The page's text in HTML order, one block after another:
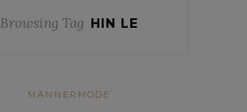
Browsing Tag HIN LE
MÄNNERMODE